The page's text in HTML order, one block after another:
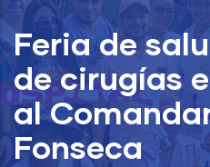
Feria de
de cirugías
al
Fonseca